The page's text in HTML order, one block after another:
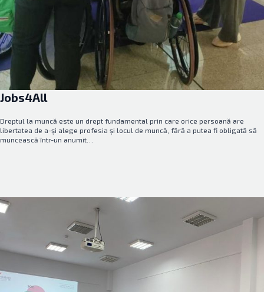
Jobs4All
Dreptul la muncă este un drept fundamental prin care orice persoană are
libertatea de a-și alege profesia și locul de muncă, fără a putea fi obligată să
muncească într-un anumit…